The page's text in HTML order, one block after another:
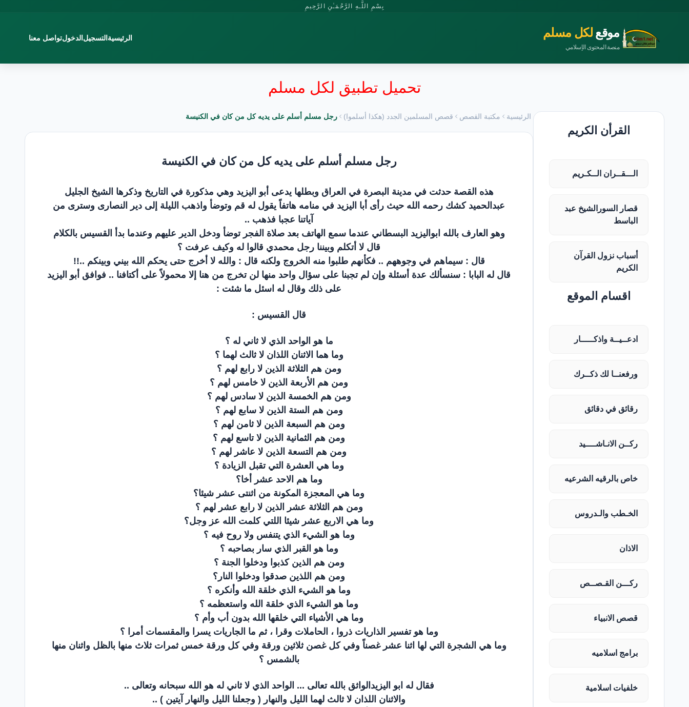
بِسْمِ اللَّـهِ الرَّحْمَـٰنِ الرَّحِيمِ
موقع لكل مسلم
منصة المحتوى الإسلامي
الرئيسية التسجيل الدخولتواصل معنا
تحميل تطبيق لكل مسلم
القرأن الكريم
الـــقــران الــكـريم
قصار السورالشيخ عبد
الباسط
أسباب نزول القرآن
الكريم
اقسام الموقع
ادعــيــة واذكـــــار
ورفعنــا لك ذكــرك
رقائق في دقائق
ركــن الانـاشــــيد
خاص بالرقيه الشرعيه
الخـطب والـدروس
الاذان
ركـــن القـصــص
قصص الانبياء
برامج اسلاميه
خلفيات اسلامية
الرئيسية مكتبة القصص قصص المسلمين الجدد (هكذا أسلموا) رجل مسلم أسلم على يديه كل من كان في الكنيسة
رجل مسلم أسلم على يديه كل من كان في الكنيسة
هذه القصة حدثت في مدينة البصرة في العراق وبطلها يدعى أبو اليزيد وهي مذكورة في التاريخ وذكرها الشيخ الجليل
عبدالحميد كشك رحمه الله حيث رأى أبا اليزيد في منامه هاتفاً يقول له قم وتوضأ واذهب الليلة إلى دير النصارى وسترى من
آياتنا عجبا فذهب ..
وهو العارف بالله ابواليزيد البسطاني عندما سمع الهاتف بعد صلاة الفجر توضأ ودخل الدير عليهم وعندما بدأ القسيس بالكلام
قال لا أتكلم وبيننا رجل محمدي قالوا له وكيف عرفت ؟
قال : سيماهم في وجوههم .. فكأنهم طلبوا منه الخروج ولكنه قال : والله لا أخرج حتى يحكم الله بيني وبينكم ..!!
قال له البابا : سنسألك عدة أسئلة وإن لم تجبنا على سؤال واحد منها لن تخرج من هنا إلا محمولاً على أكتافنا .. فوافق أبو اليزيد
على ذلك وقال له اسئل ما شئت :
قال القسيس :
ما هو الواحد الذي لا ثاني له ؟
وما هما الاثنان اللذان لا ثالث لهما ؟
ومن هم الثلاثة الذين لا رابع لهم ؟
ومن هم الأربعة الذين لا خامس لهم ؟
ومن هم الخمسة الذين لا سادس لهم ؟
ومن هم الستة الذين لا سابع لهم ؟
ومن هم السبعة الذين لا ثامن لهم ؟
ومن هم الثمانية الذين لا تاسع لهم ؟
ومن هم التسعة الذين لا عاشر لهم ؟
وما هي العشرة التي تقبل الزيادة ؟
وما هم الاحد عشر أخا؟
وما هي المعجزة المكونة من اثنتى عشر شيئا؟
ومن هم الثلاثة عشر الذين لا رابع عشر لهم ؟
وما هي الاربع عشر شيئا اللتي كلمت الله عز وجل؟
وما هو الشيء الذي يتنفس ولا روح فيه ؟
وما هو القبر الذي سار بصاحبه ؟
ومن هم الذين كذبوا ودخلوا الجنة ؟
ومن هم اللذين صدقوا ودخلوا النار؟
وما هو الشيء الذي خلقة الله وأنكره ؟
وما هو الشيء الذي خلقة الله واستعظمه ؟
وما هي الأشياء التي خلقها الله بدون أب وأم ؟
وما هو تفسير الذاريات ذروا ، الحاملات وقرا ، ثم ما الجاريات يسرا والمقسمات أمرا ؟
وما هي الشجرة التي لها اثنا عشر غصناً وفي كل غصن ثلاثين ورقة وفي كل ورقة خمس ثمرات ثلاث منها بالظل واثنان منها
بالشمس ؟
فقال له ابو اليزيدالواثق بالله تعالى ... الواحد الذي لا ثاني له هو الله سبحانه وتعالى ..
والاثنان اللذان لا ثالث لهما الليل والنهار ( وجعلنا الليل والنهار آيتين ) ..